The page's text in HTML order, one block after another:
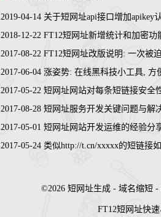
2019-04-14 关于短网址api接口增加apikey
2018-12-22 FT12短网址新增统计和加密
2017-08-22 FT12短网址改版说明: 一次被
2017-06-04 涨姿势: 在线黑科技小工具, 方
2017-05-22 短网址网站对每条短链接安全
2017-08-28 短网址服务开发关键问题与解
2017-05-01 短网址网站开发运维的经验分
2017-05-24 类似http://t.cn/xxxxx的短链接如
©2026 短网址生成 - 域名缩短 -
FT12短网址快